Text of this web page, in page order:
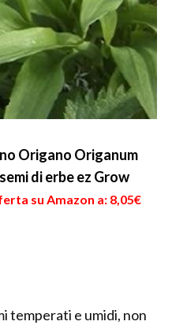
Origano Origanum
di erbe ez Grow
su Amazon a: 8,05€
temperati e umidi, non